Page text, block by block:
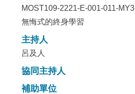
MOST109-2221-E-001-011-MY3
無悔式的終身學習
主持人
呂及人
協同主持人
補助單位